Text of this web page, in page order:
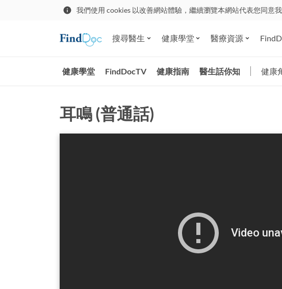
我們使用 cookies 以改善網站體驗，繼續瀏覽本網站代表您同意
搜尋醫生 健康學堂 醫療資源
健康學堂 FindDocTV 健康指南 醫生話你知 健康
耳鳴 (普通話)